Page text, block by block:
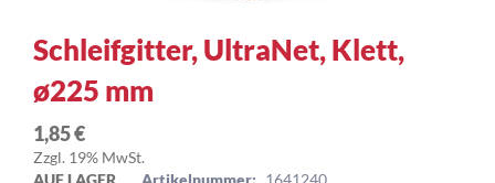
Schleifgitter, UltraNet, Klett,
ø225 mm
1,85 €
Zzgl. 19% MwSt.
Zum
Anfang
der
Bildergalerie
springen